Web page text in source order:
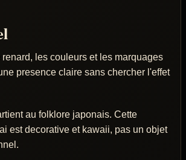
renard, les couleurs et les marquages
presence claire sans chercher l'effet
au folklore japonais. Cette
est decorative et kawaii, pas un objet